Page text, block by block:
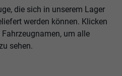
die sich in unserem Lager
werden können. Klicken
um alle
sehen.